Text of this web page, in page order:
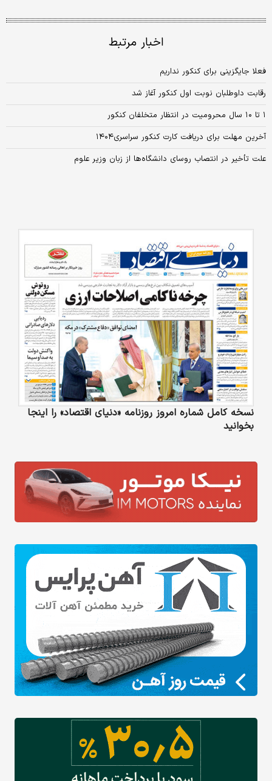
اخبار مرتبط
فعلا جایگزینی برای کنکور نداریم
رقابت داوطلبان نوبت اول کنکور آغاز شد
۱ تا ۱۰ سال محرومیت در انتظار متخلفان کنکور
آخرین مهلت برای دریافت کارت کنکور سراسری۱۴۰۴
علت تأخیر در انتصاب روسای دانشگاه‌ها از زبان وزیر علوم
نسخه کامل شماره امروز روزنامه «دنیای‌ اقتصاد» را اینجا
بخوانید